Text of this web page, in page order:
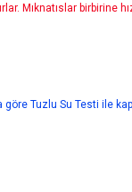
Mıknatıslar birbirine
göre Tuzlu Su Testi ile